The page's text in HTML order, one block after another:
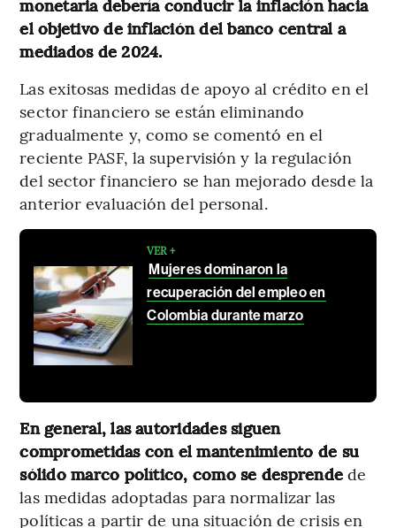
monetaria debería conducir la inflación hacia
el objetivo de inflación del banco central a
mediados de 2024.
Las exitosas medidas de apoyo al crédito en el
sector financiero se están eliminando
gradualmente y, como se comentó en el
reciente PASF, la supervisión y la regulación
del sector financiero se han mejorado desde la
anterior evaluación del personal.
VER +
Mujeres dominaron la
recuperación del empleo en
Colombia durante marzo
En general, las autoridades siguen
comprometidas con el mantenimiento de su
sólido marco político, como se desprendede
las medidas adoptadas para normalizar las
políticas a partir de una situación de crisis en